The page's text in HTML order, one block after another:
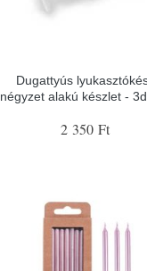
Dugattyús
négyzet alakú készlet -
2 350 Ft